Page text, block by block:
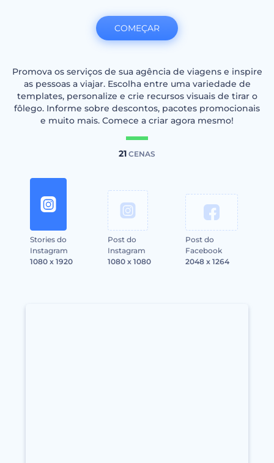
Promova os serviços de sua agência de viagens e inspire
as pessoas a viajar. Escolha entre uma variedade de
templates, personalize e crie recursos visuais de tirar o
fôlego. Informe sobre descontos, pacotes promocionais
e muito mais. Comece a criar agora mesmo!
21 CENAS
Stories do
Instagram
1080 x 1920
Post do
Instagram
1080 x 1080
Post do
Facebook
2048 x 1264
COMEÇAR